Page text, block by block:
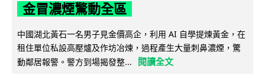
金冒濃煙驚動全區
中國湖北黃石一名男子見金價高企，利用 AI 自學提煉黃金，在
租住單位私設高壓爐及作坊冶煉，過程產生大量刺鼻濃煙，驚
動鄰居報警。警方到場揭發整...
閱讀全文